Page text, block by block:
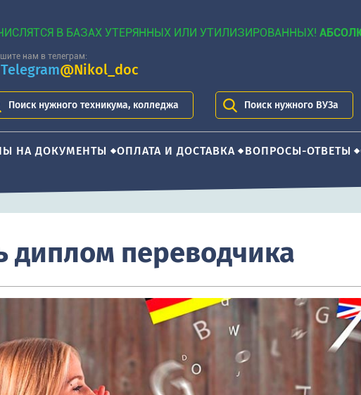
В БАЗАХ УТЕРЯННЫХ ИЛИ УТИЛИЗИРОВАННЫХ!
нам в телеграм:
Telegram@Nikol_doc
Поиск нужного техникума, колледжа Поиск нужного ВУЗа
НА ДОКУМЕНТЫ ОПЛАТА И ДОСТАВКА ВОПРОСЫ-ОТВЕТЫ
диплом переводчика